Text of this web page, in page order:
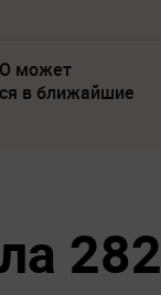
может
в ближайшие
282